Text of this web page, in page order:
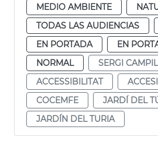
MEDIO AMBIENTE
TODAS LAS AUDIENCIAS
EN PORTADA
EN
NORMAL
SERGI
ACCESSIBILITAT
COCEMFE
JARDÍ DEL
JARDÍN DEL TURIA